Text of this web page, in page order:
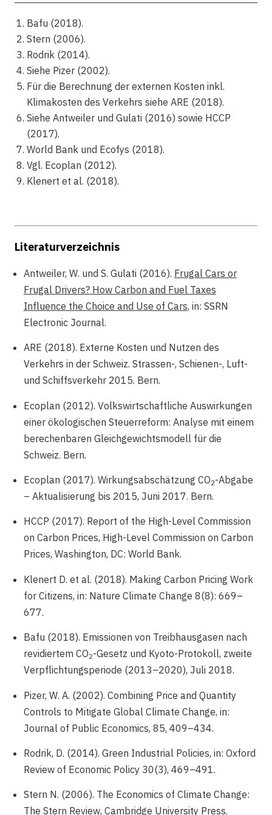
Bafu (2018).
Stern (2006).
Rodrik (2014).
Siehe Pizer (2002).
Für die Berechnung der externen Kosten inkl.
Klimakosten des Verkehrs siehe ARE (2018).
Siehe Antweiler und Gulati (2016) sowie HCCP
(2017).
World Bank und Ecofys (2018).
Vgl. Ecoplan (2012).
Klenert et al. (2018).
Literaturverzeichnis
Antweiler, W. und S. Gulati (2016). Frugal Cars or
Frugal Drivers? How Carbon and Fuel Taxes
Influence the Choice and Use of Cars, in: SSRN
Electronic Journal.
ARE (2018). Externe Kosten und Nutzen des
Verkehrs in der Schweiz. Strassen-, Schienen-, Luft-
und Schiffsverkehr 2015. Bern.
Ecoplan (2012). Volkswirtschaftliche Auswirkungen
einer ökologischen Steuerreform: Analyse mit einem
berechenbaren Gleichgewichtsmodell für die
Schweiz. Bern.
Ecoplan (2017). Wirkungsabschätzung CO2-Abgabe
– Aktualisierung bis 2015, Juni 2017. Bern.
HCCP (2017). Report of the High-Level Commission
on Carbon Prices, High-Level Commission on Carbon
Prices, Washington, DC: World Bank.
Klenert D. et al. (2018). Making Carbon Pricing Work
for Citizens, in: Nature Climate Change 8(8): 669–
677.
Bafu (2018). Emissionen von Treibhausgasen nach
revidiertem CO2-Gesetz und Kyoto-Protokoll, zweite
Verpflichtungsperiode (2013–2020), Juli 2018.
Pizer, W. A. (2002). Combining Price and Quantity
Controls to Mitigate Global Climate Change, in:
Journal of Public Economics, 85, 409–434.
Rodrik, D. (2014). Green Industrial Policies, in: Oxford
Review of Economic Policy 30(3), 469–491.
Stern N. (2006). The Economics of Climate Change:
The Stern Review, Cambridge University Press.